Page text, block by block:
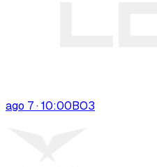
ago 7 · 10:00BO3